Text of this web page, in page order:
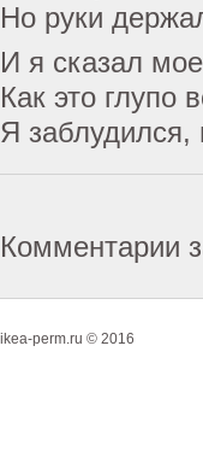
Но руки
И я сказал
Как это глупо
Я заблудился,
Комментарии
ikea-perm.ru © 2016